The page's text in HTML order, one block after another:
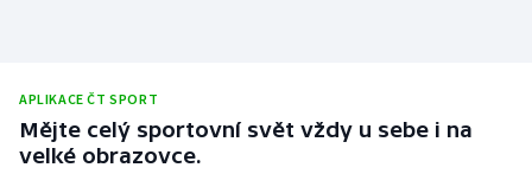
Rychlobruslení
APLIKACE ČT SPORT
Mějte celý sportovní svět vždy u sebe i na
velké obrazovce.